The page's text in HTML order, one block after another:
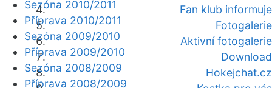
Fan klub informuje
Fotogalerie
Aktivní fotogalerie
Download
Hokejchat.cz
Sezóna 2010/2011
Příprava 2010/2011
Sezóna 2009/2010
Příprava 2009/2010
Sezóna 2008/2009
Příprava 2008/2009